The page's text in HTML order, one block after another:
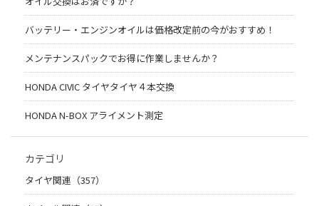
バッテリー・エンジンオイルは価格改定前の今がおすすめ！
メンテナンスパックでお得に作業しませんか？
HONDA CIVIC タイヤタイヤ４本交換
HONDA N-BOX アライメント測定
カテゴリ
タイヤ関連（357）